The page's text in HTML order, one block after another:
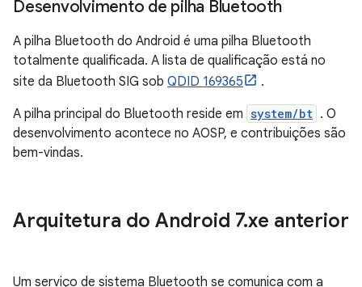
Desenvolvimento de pilha Bluetooth
A pilha Bluetooth do Android é uma pilha Bluetooth
totalmente qualificada. A lista de qualificação está no
site da Bluetooth SIG sob QDID 169365
.
A pilha principal do Bluetooth reside em system/bt . O
desenvolvimento acontece no AOSP, e contribuições são
bem-vindas.
Arquitetura do Android 7.xe anterior
Um serviço de sistema Bluetooth se comunica com a